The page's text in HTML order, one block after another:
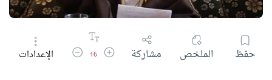
حفظ الملخص مشاركة زيادة حجم الخط
16 تقليل حجم الخط
الإعدادات